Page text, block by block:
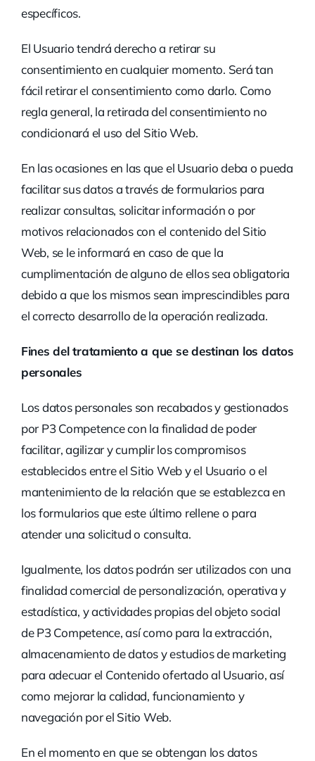
específicos.
El Usuario tendrá derecho a retirar su
consentimiento en cualquier momento. Será tan
fácil retirar el consentimiento como darlo. Como
regla general, la retirada del consentimiento no
condicionará el uso del Sitio Web.
En las ocasiones en las que el Usuario deba o pueda
facilitar sus datos a través de formularios para
realizar consultas, solicitar información o por
motivos relacionados con el contenido del Sitio
Web, se le informará en caso de que la
cumplimentación de alguno de ellos sea obligatoria
debido a que los mismos sean imprescindibles para
el correcto desarrollo de la operación realizada.
Fines del tratamiento a que se destinan los datos
personales
Los datos personales son recabados y gestionados
por P3 Competence con la finalidad de poder
facilitar, agilizar y cumplir los compromisos
establecidos entre el Sitio Web y el Usuario o el
mantenimiento de la relación que se establezca en
los formularios que este último rellene o para
atender una solicitud o consulta.
Igualmente, los datos podrán ser utilizados con una
finalidad comercial de personalización, operativa y
estadística, y actividades propias del objeto social
de P3 Competence, así como para la extracción,
almacenamiento de datos y estudios de marketing
para adecuar el Contenido ofertado al Usuario, así
como mejorar la calidad, funcionamiento y
navegación por el Sitio Web.
En el momento en que se obtengan los datos